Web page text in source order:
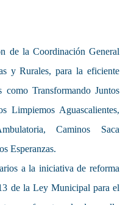
de la Coordinación General
y Rurales, para la eficiente
como Transformando Juntos
Limpiemos Aguascalientes,
Caminos Saca
Esperanzas.
a la iniciativa de reforma
de la Ley Municipal para el